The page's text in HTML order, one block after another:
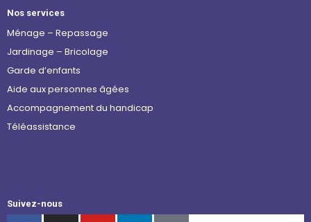
Nos services
Ménage – Repassage
Jardinage – Bricolage
Garde d’enfants
Aide aux personnes âgées
Accompagnement du handicap
Téléassistance
Suivez-nous